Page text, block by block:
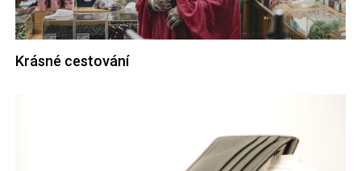
Krásné cestování